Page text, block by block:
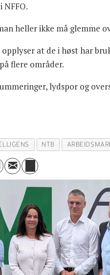
NFFO.
heller ikke må glemme
at de i høst har
flere områder.
lydspor og
NTB